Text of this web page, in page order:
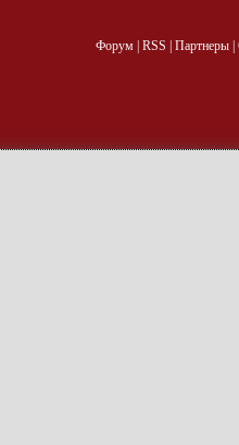
Форум| RSS Партнеры|